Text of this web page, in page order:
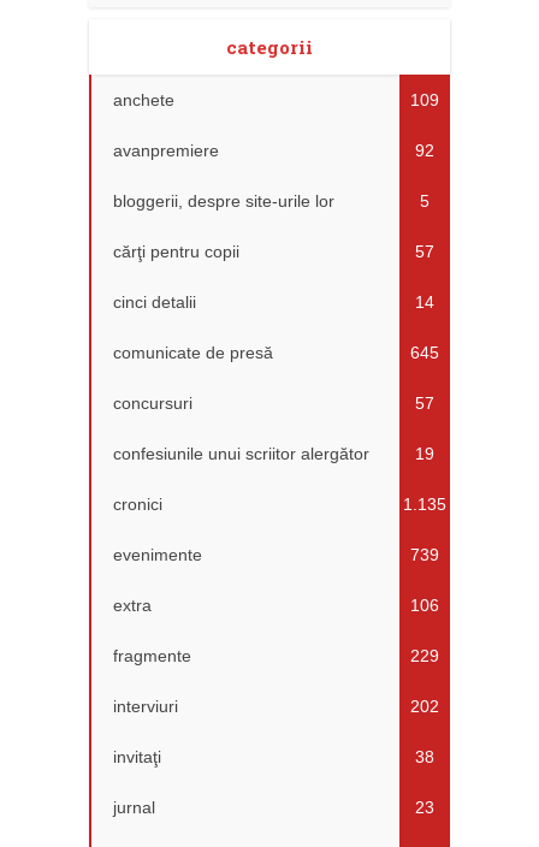
categorii
anchete 109
avanpremiere 92
bloggerii, despre site-urile lor 5
cărţi pentru copii 57
cinci detalii 14
comunicate de presă 645
concursuri 57
confesiunile unui scriitor alergător 19
cronici 1.135
evenimente 739
extra 106
fragmente 229
interviuri 202
invitaţi 38
jurnal 23